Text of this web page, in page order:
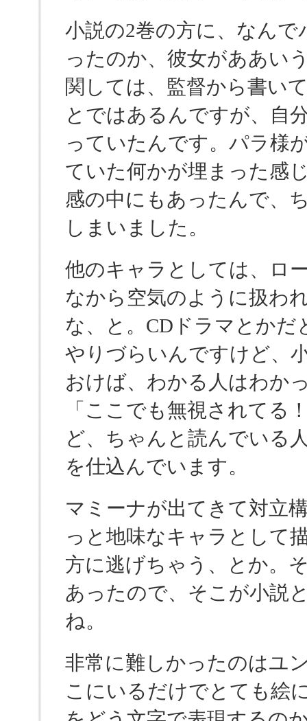
小説の2巻の方に、なん
ったのか、彼女がああい
関しては、監督から書い
とではあるんですが、自
っていたんです。パラ様
ていた何かが埋まった感
感の中にもあったんで、
しまいました。
他のキャラとしては、ロ
なから空気のように扱わ
な、と。CDドラマとか
やりづらいんですけど、
おけば、わかる人はわか
「ここでも無視されてる
ど、ちゃんと読んでいる
を仕込んでいます。
マミーナが出てきて対立
っと地味なキャラとして
方に逃げちゃう、とか。
あったので、そこが小説
ね。
非常に難しかったのはユ
こにいるだけでとても絵